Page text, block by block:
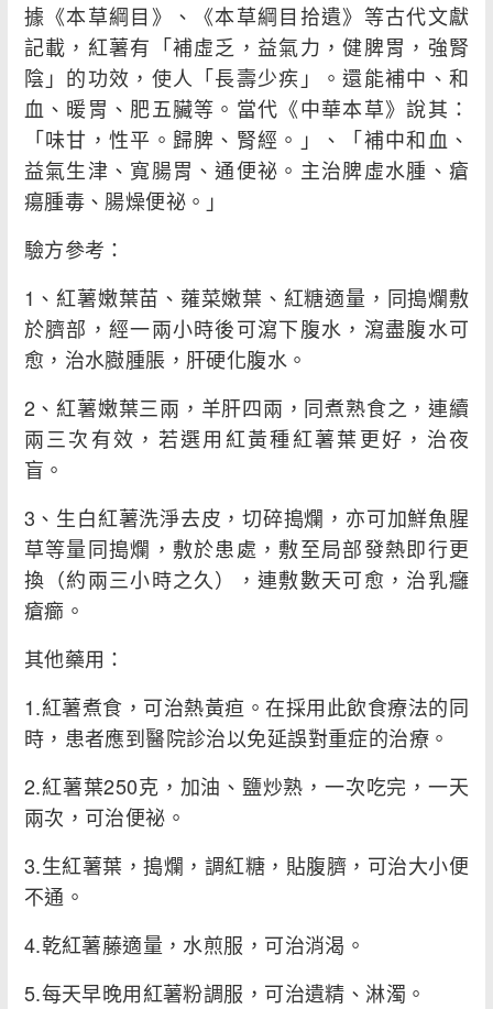
據《本草綱目》、《本草綱目拾遺》等古代文獻
記載，紅薯有「補虛乏，益氣力，健脾胃，強腎
陰」的功效，使人「長壽少疾」。還能補中、和
血、暖胃、肥五臟等。當代《中華本草》說其：
「味甘，性平。歸脾、腎經。」、「補中和血、
益氣生津、寬腸胃、通便祕。主治脾虛水腫、瘡
瘍腫毒、腸燥便祕。」
驗方參考：
1、紅薯嫩葉苗、蕹菜嫩葉、紅糖適量，同搗爛敷
於臍部，經一兩小時後可瀉下腹水，瀉盡腹水可
愈，治水臌腫脹，肝硬化腹水。
2、紅薯嫩葉三兩，羊肝四兩，同煮熟食之，連續
兩三次有效，若選用紅黃種紅薯葉更好，治夜
盲。
3、生白紅薯洗淨去皮，切碎搗爛，亦可加鮮魚腥
草等量同搗爛，敷於患處，敷至局部發熱即行更
換（約兩三小時之久），連敷數天可愈，治乳癰
瘡癤。
其他藥用：
1.紅薯煮食，可治熱黃疸。在採用此飲食療法的同
時，患者應到醫院診治以免延誤對重症的治療。
2.紅薯葉250克，加油、鹽炒熟，一次吃完，一天
兩次，可治便祕。
3.生紅薯葉，搗爛，調紅糖，貼腹臍，可治大小便
不通。
4.乾紅薯藤適量，水煎服，可治消渴。
5.每天早晚用紅薯粉調服，可治遺精、淋濁。